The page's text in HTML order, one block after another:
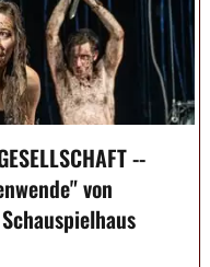
--
von